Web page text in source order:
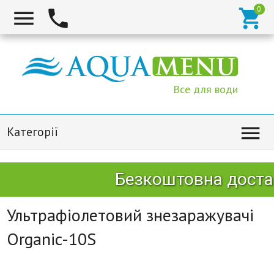
  
Все для води
Категорії 
Безкоштовна
Ультрафіолетовий знезаражувачі
Organic-10S